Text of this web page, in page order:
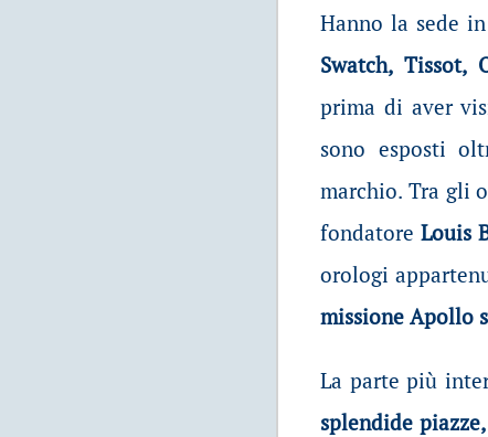
Hanno la sede
Swatch, Tissot,
prima di aver
sono esposti
marchio. Tra gli
fondatore Louis
orologi
missione Apollo
La parte più
splendide